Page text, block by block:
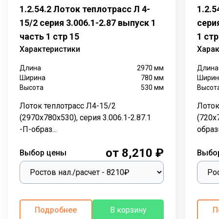
применение в различных типах грунтов. Таким
образом, элементы Л используются как в стандартных
грунтах без подземных вод и сейсмических рисков,
так и на насыпанных и в условиях повышенной
влажности. Укрепленные лотки Л4д-15 востребованы
в регионах с риском землетрясений до 9 баллов.
Лоток Л4д-15
представляет собой армированную
бетонную конструкцию в форме скобы. Данная форма
трубопроводы или другие коммуникации внутри
открытого плитой лотка защищены с трех сторон. Для
формирования герметичных каналов, которые не
только препятствуют проникновению влаги, но и
помогают удерживать природный термоизолятор –
воздух, лотки закрываются плитами перекрытия.
Л4-8/2 (2970х780х530)
П5д-5 Плита 780х740х70
1.2.54.2 Лоток теплотрасс Л 4-
15/2 серия 3.006.1-2.87 выпуск 1
часть 1 стр 15
Характеристики
Длина 2970мм
Ширина
780мм
Высота
530мм
Лоток теплотрасс Л4-15/2
(2970х780х530), серия 3.006.1-2.87.1
-П-образ...
Выбор цены от 8,210 ₽
Подробнее В корзину
1
Длина